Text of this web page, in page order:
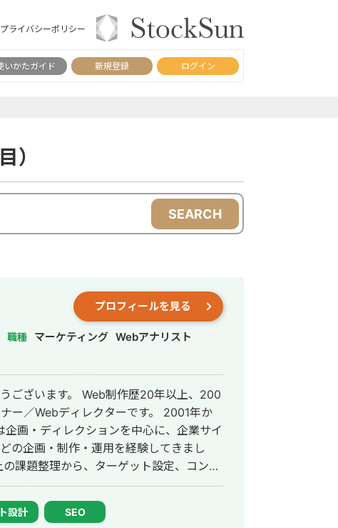
プライバシーポリシー
いかたガイド 新規登録 ログイン
）
SEARCH
プロフィールを見る
職種 マーケティング Webアナリスト
ございます。 Web制作歴20年以上、200
ディレクターです。 2001年か
画・ディレクションを中心に、企業サイ
の企画・制作・運用を経験してきまし
ワイヤーフレーム作成、制作進行、品質
イト
情報と導線を再設計し、応募者数を約40
設計 SEO